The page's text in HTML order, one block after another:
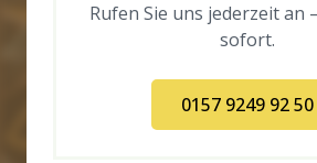
Rufen Sie uns jederzeit an
sofort.
0157 9249 92 50